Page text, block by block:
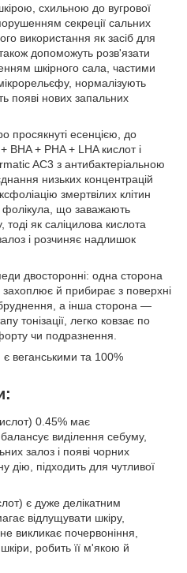
схильною до вугрової
секреції сальних
використання як засіб для
допоможуть розв'язати
шкірного сала, частими
нормалізують
появі нових запальних
просякнуті есенцією, до
BHA + PHA + LHA кислот і
AC3 з антибактеріальною
низьких концентрацій
змертвілих клітин
фолікула, що заважають
тоді як саліцилова кислота
і розчиняє надлишок
двосторонні: одна сторона
й прибирає з поверхні
а інша сторона —
тонізації, легко ковзає по
чи подразнення.
є веганськими та 100%
0.45% має
балансує виділення себуму,
залоз і появі чорних
дію, підходить для чутливої
є дуже делікатним
відлущувати шкіру,
викликає почервоніння,
робить її м'якою й